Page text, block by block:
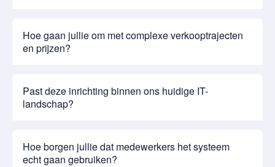
Hoe gaan jullie om met complexe verkooptrajecten
en prijzen?
Past deze inrichting binnen ons huidige IT-
landschap?
Hoe borgen jullie dat medewerkers het systeem
echt gaan gebruiken?